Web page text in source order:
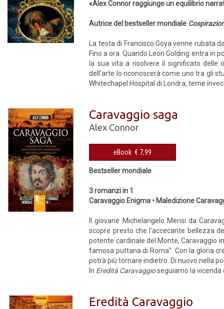
«Alex Connor raggiunge un equilibrio
Autrice del bestseller mondiale
La testa di Francisco Goya venne rubata
Fino a ora. Quando Leon Golding entra in
la sua vita a risolvere il significato delle
dell’arte lo riconoscerà come uno tra gli
Whitechapel Hospital di Londra, teme
Caravaggio saga
Alex Connor
eBook € 7,99
Bestseller mondiale
3 romanzi in 1
Caravaggio Enigma • Maledizione
Il giovane Michelangelo Merisi da
scopre presto che l’accecante bellezza
potente cardinale del Monte, Caravaggio
famosa puttana di Roma”. Con la gloria
potrà più tornare indietro. Di nuovo nella
In Eredità Caravaggioseguiamo la vicenda
Eredità Caravaggio